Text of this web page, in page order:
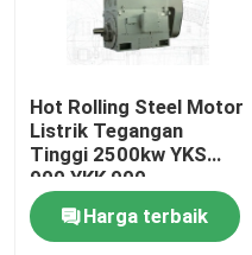
Hot Rolling Steel Motor
Listrik Tegangan
Tinggi 2500kw YKS
900 YKK 900
Harga terbaik